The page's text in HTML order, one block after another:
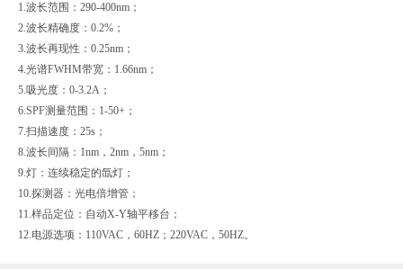
1.波长范围：290-400nm；
2.波长精确度：0.2%；
3.波长再现性：0.25nm；
4.光谱FWHM带宽：1.66nm；
5.吸光度：0-3.2A；
6.SPF测量范围：1-50+；
7.扫描速度：25s；
8.波长间隔：1nm，2nm，5nm；
9.灯：连续稳定的氙灯；
10.探测器：光电倍增管；
11.样品定位：自动X-Y轴平移台；
12.电源选项：110VAC，60HZ；220VAC，50HZ。